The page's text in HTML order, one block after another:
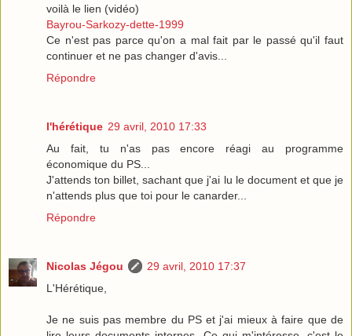
voilà le lien (vidéo)
Bayrou-Sarkozy-dette-1999
Ce n'est pas parce qu'on a mal fait par le passé qu'il faut
continuer et ne pas changer d'avis...
Répondre
l'hérétique 29 avril, 2010 17:33
Au fait, tu n'as pas encore réagi au programme
économique du PS...
J'attends ton billet, sachant que j'ai lu le document et que je
n'attends plus que toi pour le canarder...
Répondre
Nicolas Jégou
29 avril, 2010 17:37
L'Hérétique,
Je ne suis pas membre du PS et j'ai mieux à faire que de